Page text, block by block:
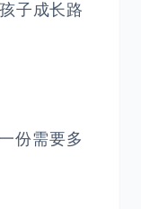
子成长路
份需要多